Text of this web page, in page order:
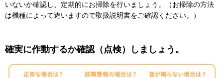
いないか確認し、定期的にお掃除を行いましょう。（お掃除の方法
は機種によって違いますので取扱説明書をご確認ください。）
確実に作動するか確認（点検）しましょう。